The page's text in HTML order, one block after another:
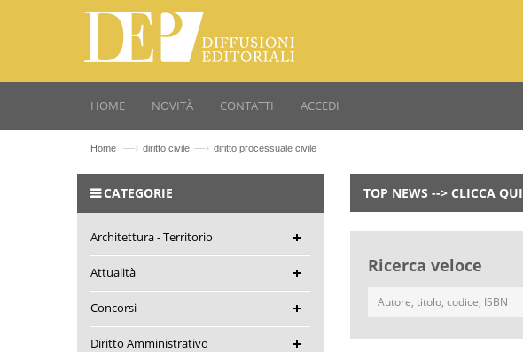
HOME NOVITÀ CONTATTI ACCEDI
Home —› diritto civile —› diritto processuale civile
TOP NEWS --> CLICCA QUI
Ricerca veloce
CATEGORIE
Architettura - Territorio
Attualità
Concorsi
Diritto Amministrativo